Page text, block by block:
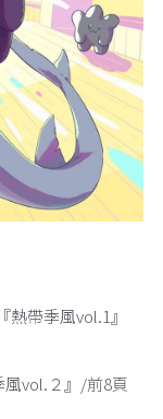
帶季風vol.1』
風vol.２』/前8頁